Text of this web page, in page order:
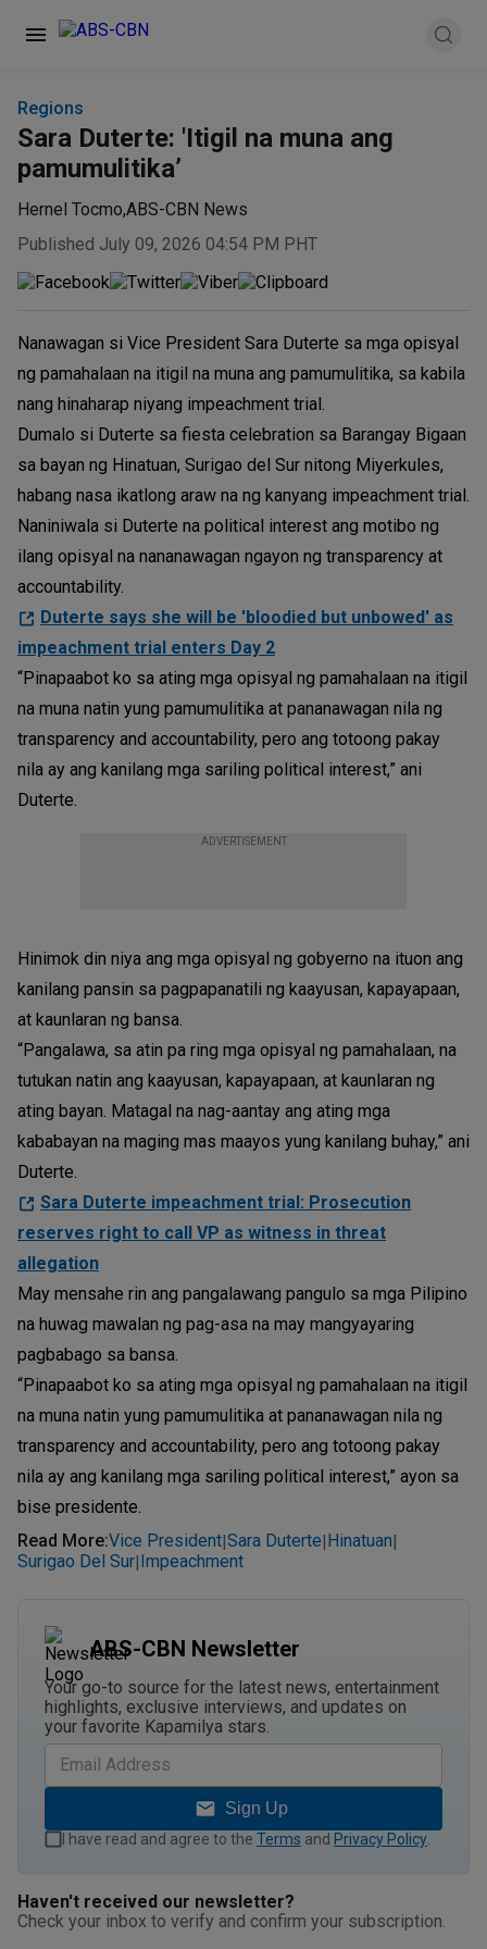
Regions
Sara Duterte: 'Itigil na muna ang
pamumulitika’
Hernel Tocmo,ABS-CBN News
Published July 09, 2026 04:54 PM PHT
Nanawagan si Vice President Sara Duterte sa mga opisyal
ng pamahalaan na itigil na muna ang pamumulitika, sa kabila
nang hinaharap niyang impeachment trial.
Dumalo si Duterte sa fiesta celebration sa Barangay Bigaan
sa bayan ng Hinatuan, Surigao del Sur nitong Miyerkules,
habang nasa ikatlong araw na ng kanyang impeachment trial.
Naniniwala si Duterte na political interest ang motibo ng
ilang opisyal na nananawagan ngayon ng transparency at
accountability.
Duterte says she will be 'bloodied but unbowed' as
impeachment trial enters Day 2
“Pinapaabot ko sa ating mga opisyal ng pamahalaan na itigil
na muna natin yung pamumulitika at pananawagan nila ng
transparency and accountability, pero ang totoong pakay
nila ay ang kanilang mga sariling political interest,” ani
Duterte.
ADVERTISEMENT
Hinimok din niya ang mga opisyal ng gobyerno na ituon ang
kanilang pansin sa pagpapanatili ng kaayusan, kapayapaan,
at kaunlaran ng bansa.
“Pangalawa, sa atin pa ring mga opisyal ng pamahalaan, na
tutukan natin ang kaayusan, kapayapaan, at kaunlaran ng
ating bayan. Matagal na nag-aantay ang ating mga
kababayan na maging mas maayos yung kanilang buhay,” ani
Duterte.
Sara Duterte impeachment trial: Prosecution
reserves right to call VP as witness in threat
allegation
May mensahe rin ang pangalawang pangulo sa mga Pilipino
na huwag mawalan ng pag-asa na may mangyayaring
pagbabago sa bansa.
“Pinapaabot ko sa ating mga opisyal ng pamahalaan na itigil
na muna natin yung pamumulitika at pananawagan nila ng
transparency and accountability, pero ang totoong pakay
nila ay ang kanilang mga sariling political interest,” ayon sa
bise presidente.
Read More:Vice President|Sara Duterte| Hinatuan|
Surigao Del Sur| Impeachment
ABS-CBN Newsletter
Your go-to source for the latest news, entertainment
highlights, exclusive interviews, and updates on
your favorite Kapamilya stars.
Sign Up
I have read and agree to the Terms and Privacy Policy
Haven't received our newsletter?
Check your inbox to verify and confirm your subscription.